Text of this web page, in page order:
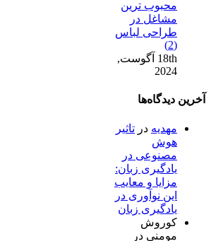
محبوب ترین
مشاغل در
طراحی لباس
(2)
18th آگوست,
2024
آخرین دیدگاه‌ها
مهدیه در تاثیر
هوش
مصنوعی در
یادگیری زبان:
مزایا و معایب
این نوآوری در
یادگیری زبان
کوروش
مومنی در